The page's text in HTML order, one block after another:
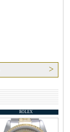
ROLEX